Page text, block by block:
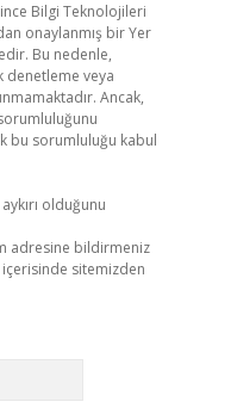
Bilgi Teknolojileri
onaylanmış bir Yer
Bu nedenle,
veya
Ancak,
bu sorumluluğu kabul
olduğunu
adresine bildirmeniz
sitemizden